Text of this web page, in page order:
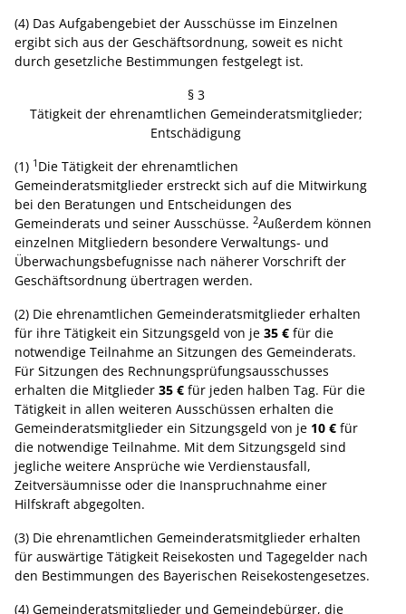
(4) Das Aufgabengebiet der Ausschüsse im Einzelnen
ergibt sich aus der Geschäftsordnung, soweit es nicht
durch gesetzliche Bestimmungen festgelegt ist.
§ 3
Tätigkeit der ehrenamtlichen Gemeinderatsmitglieder;
Entschädigung
(1) 1 Die Tätigkeit der ehrenamtlichen
Gemeinderatsmitglieder erstreckt sich auf die Mitwirkung
bei den Beratungen und Entscheidungen des
Gemeinderats und seiner Ausschüsse. 2Außerdem können
einzelnen Mitgliedern besondere Verwaltungs- und
Überwachungsbefugnisse nach näherer Vorschrift der
Geschäftsordnung übertragen werden.
(2) Die ehrenamtlichen Gemeinderatsmitglieder erhalten
für ihre Tätigkeit ein Sitzungsgeld von je 35 € für die
notwendige Teilnahme an Sitzungen des Gemeinderats.
Für Sitzungen des Rechnungsprüfungsausschusses
erhalten die Mitglieder 35 € für jeden halben Tag. Für die
Tätigkeit in allen weiteren Ausschüssen erhalten die
Gemeinderatsmitglieder ein Sitzungsgeld von je 10 € für
die notwendige Teilnahme. Mit dem Sitzungsgeld sind
jegliche weitere Ansprüche wie Verdienstausfall,
Zeitversäumnisse oder die Inanspruchnahme einer
Hilfskraft abgegolten.
(3) Die ehrenamtlichen Gemeinderatsmitglieder erhalten
für auswärtige Tätigkeit Reisekosten und Tagegelder nach
den Bestimmungen des Bayerischen Reisekostengesetzes.
(4) Gemeinderatsmitglieder und Gemeindebürger, die